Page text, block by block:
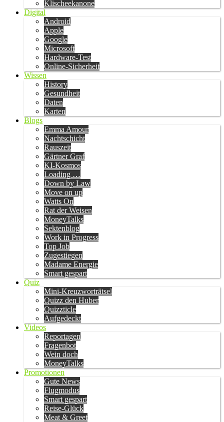
Klischeekanone
Digital
Android
Apple
Google
Microsoft
Hardware-Test
Online-Sicherheit
Wissen
History
Gesundheit
Daten
Karten
Blogs
Emma Amour
Nachtschicht
Rauszeit
Gärtner Graf
KI-Kosmos
Loading …
Down by Law
Move on up
Watts On
Rat der Weisen
MoneyTalks
Sektenblog
Work in Progress
Top Job
Zugestiegen
Madame Energie
Smart gespart
Quiz
Mini-Kreuzworträtsel
Quizz den Huber
Quizzticle
Aufgedeckt
Videos
Reportagen
Fragenbot
Wein doch
MoneyTalks
Promotionen
Gute News
Flugmodus
Smart gespart
Reise-Glück
Meat & Greet